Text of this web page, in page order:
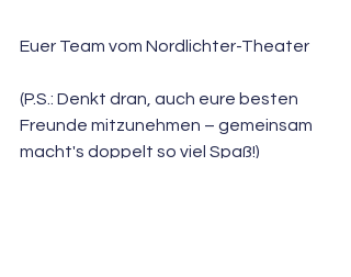
Euer Team vom Nordlichter-Theater
(P.S.: Denkt dran, auch eure besten
Freunde mitzunehmen – gemeinsam
macht's doppelt so viel Spaß!)